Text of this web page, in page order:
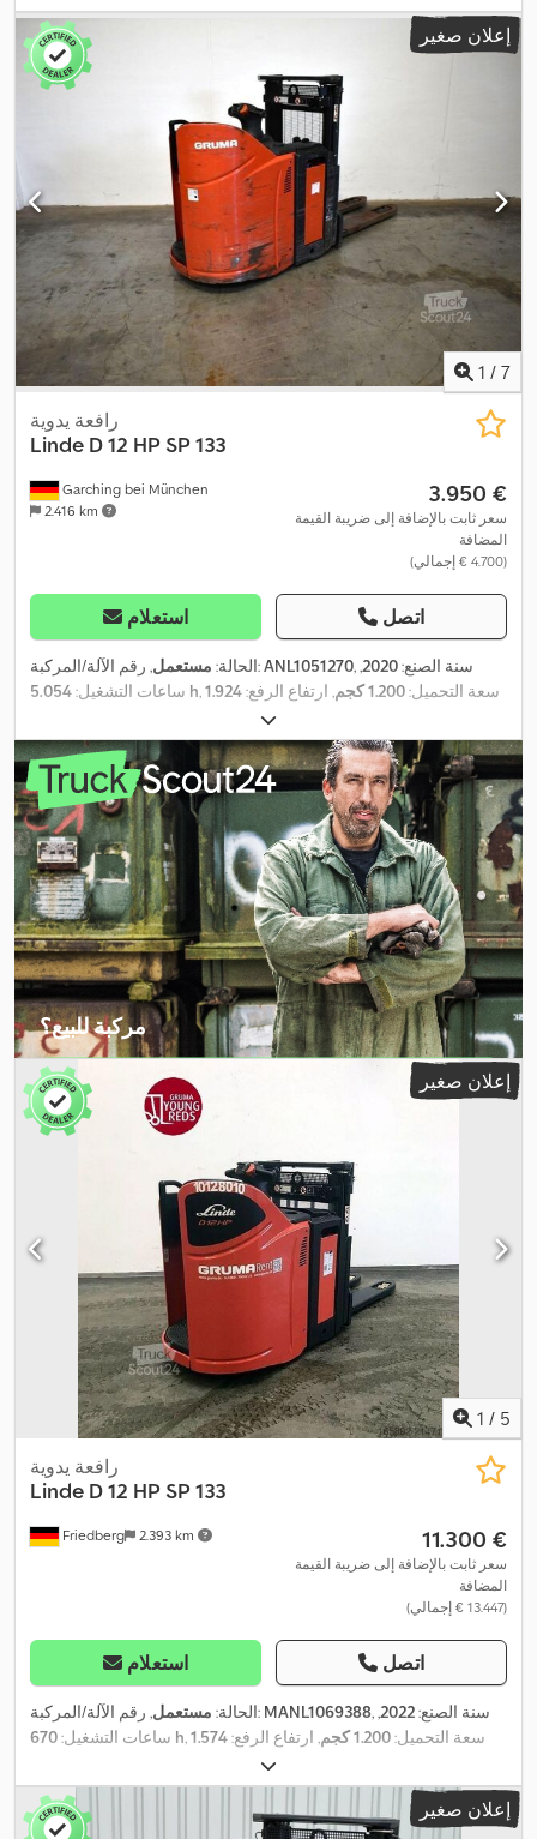
دوبلكس, جهد البطارية: 24 V , عرض إطار الشوكة:560 مم
, طول
الشوكات:
1.240 مم
,
, وقود: كهرباء
إعلان صغير
1 / 7
Garching bei München
2.416 km
رافعة يدوية
Linde D 12 HP SP 133
‏3.950 €
سعر ثابت بالإضافة إلى ضريبة القيمة
المضافة
(‏4.700 € إجمالي)
استعلام اتصل
الحالة: مستعمل , رقم الآلة/المركبة:ANL1051270 , سنة الصنع:2020
,
ساعات التشغيل: 5.054 h , سعة التحميل:1.200 كجم , ارتفاع الرفع:1.924
, مركز تحميل الحمولة:
دوبلكس, سعة البطارية:375 آه , جهد البطارية: 24 V , عرض إطار الشوكة:
560 مم
, طول الشوكات:1.150 مم , وزن فارغ:1.406 كجم
, الارتفاع الكلي:
1.420 مم
, الطول الكلي:2.489 مم , العرض الكلي:790 مم , وقود:كهرباء ,
مركبة للبيع؟
إعلان صغير
1 / 5
Friedberg 2.393 km
رافعة يدوية
Linde D 12 HP SP 133
‏11.300 €
سعر ثابت بالإضافة إلى ضريبة القيمة
المضافة
(‏13.447 € إجمالي)
استعلام اتصل
الحالة: مستعمل , رقم الآلة/المركبة: MANL1069388 , سنة الصنع:2022
,
ساعات التشغيل: 670 h , سعة التحميل:1.200 كجم , ارتفاع الرفع:1.574
, مركز تحميل الحمولة:
دوبلكس, سعة البطارية:375 آه , جهد البطارية: 24 V , عرض إطار الشوكة:
560 مم
, طول الشوكات:1.150 مم , وزن فارغ:
, الارتفاع الكلي:
إعلان صغير